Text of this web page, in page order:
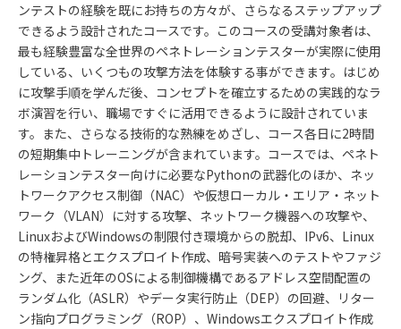
ンテストの経験を既にお持ちの方々が、さらなるステップアップ
できるよう設計されたコースです。このコースの受講対象者は、
最も経験豊富な全世界のペネトレーションテスターが実際に使用
している、いくつもの攻撃方法を体験する事ができます。はじめ
に攻撃手順を学んだ後、コンセプトを確立するための実践的なラ
ボ演習を行い、職場ですぐに活用できるように設計されていま
す。また、さらなる技術的な熟練をめざし、コース各日に2時間
の短期集中トレーニングが含まれています。コースでは、ペネト
レーションテスター向けに必要なPythonの武器化のほか、ネッ
トワークアクセス制御（NAC）や仮想ローカル・エリア・ネット
ワーク（VLAN）に対する攻撃、ネットワーク機器への攻撃や、
LinuxおよびWindowsの制限付き環境からの脱却、IPv6、Linux
の特権昇格とエクスプロイト作成、暗号実装へのテストやファジ
ング、また近年のOSによる制御機構であるアドレス空間配置の
ランダム化（ASLR）やデータ実行防止（DEP）の回避、リター
ン指向プログラミング（ROP）、Windowsエクスプロイト作成